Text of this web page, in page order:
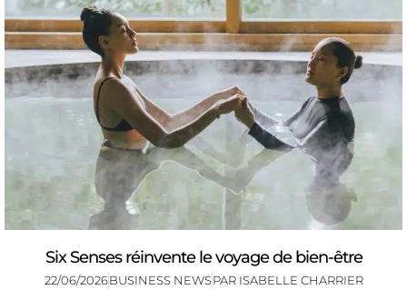
Six Senses réinvente le voyage de bien-être
22/06/2026BUSINESS NEWSPAR ISABELLE CHARRIER